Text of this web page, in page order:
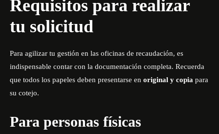
Requisitos para realizar
tu solicitud
Para agilizar tu gestión en las oficinas de recaudación, es
indispensable contar con la documentación completa. Recuerda
que todos los papeles deben presentarse en original y copia para
su cotejo.
Para personas físicas